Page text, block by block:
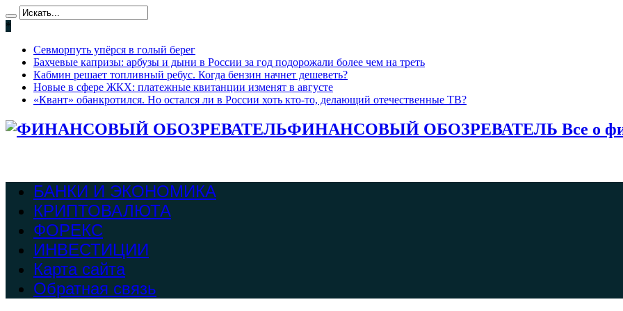
*
Севморпуть упёрся в голый берег
Бахчевые капризы: арбузы и дыни в России за год подорожали более чем на треть
Кабмин решает топливный ребус. Когда бензин начнет дешеветь?
Новые в сфере ЖКХ: платежные квитанции изменят в августе
«Квант» обанкротился. Но остался ли в России хоть кто-то, делающий отечественные ТВ?
ФИНАНСОВЫЙ ОБОЗРЕВАТЕЛЬ Все о
БАНКИ И ЭКОНОМИКА
КРИПТОВАЛЮТА
ФОРЕКС
ИНВЕСТИЦИИ
Карта сайта
Обратная связь